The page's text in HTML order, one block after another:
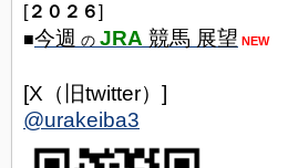
[２０２６]
■今週 の JRA 競馬 展望 NEW
[X（旧twitter）]
@urakeiba3